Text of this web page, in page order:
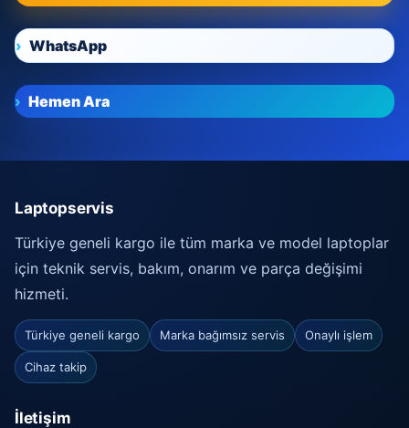
WhatsApp
Hemen Ara
Laptopservis
Türkiye geneli kargo ile tüm marka ve model laptoplar
için teknik servis, bakım, onarım ve parça değişimi
hizmeti.
Türkiye geneli kargo Marka bağımsız servis Onaylı işlem
Cihaz takip
İletişim